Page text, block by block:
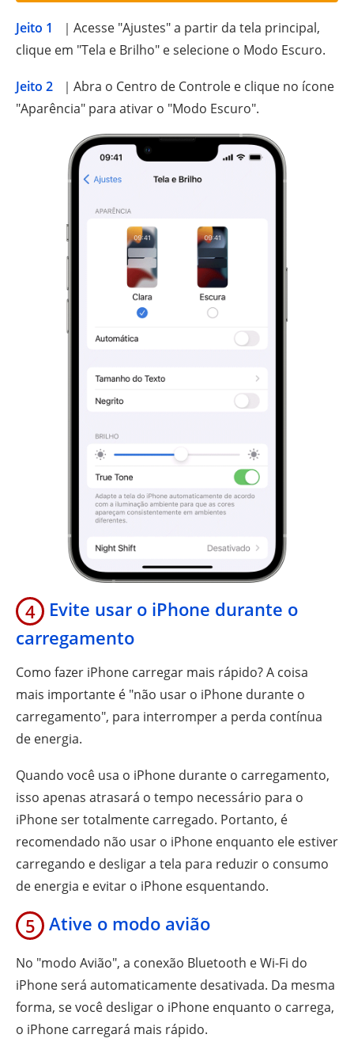
Jeito 1
｜Acesse "Ajustes" a partir da tela principal,
clique em "Tela e Brilho" e selecione o Modo Escuro.
Jeito 2
｜Abra o Centro de Controle e clique no ícone
"Aparência" para ativar o "Modo Escuro".
4
Evite usar o iPhone durante o
carregamento
Como fazer iPhone carregar mais rápido? A coisa
mais importante é "não usar o iPhone durante o
carregamento", para interromper a perda contínua
de energia.
Quando você usa o iPhone durante o carregamento,
isso apenas atrasará o tempo necessário para o
iPhone ser totalmente carregado. Portanto, é
recomendado não usar o iPhone enquanto ele estiver
carregando e desligar a tela para reduzir o consumo
de energia e evitar o iPhone esquentando.
5 Ative o modo avião
No "modo Avião", a conexão Bluetooth e Wi-Fi do
iPhone será automaticamente desativada. Da mesma
forma, se você desligar o iPhone enquanto o carrega,
o iPhone carregará mais rápido.